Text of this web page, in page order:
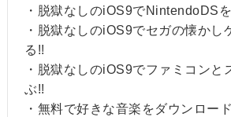
・脱獄なしのiOS9でNintendoDS
・脱獄なしのiOS9でセガの懐かし
る!!
・脱獄なしのiOS9でファミコンと
ぶ!!
・無料で好きな音楽をダウンロー